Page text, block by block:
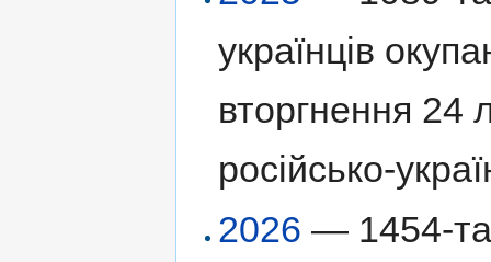
українців
вторгнення 24
російсько-
2026 — 1454-та